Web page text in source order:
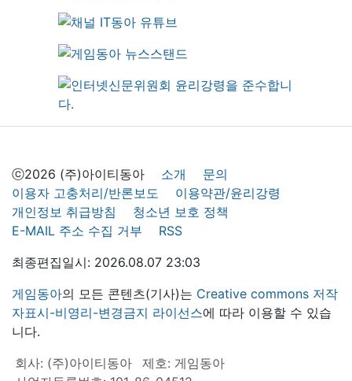
ⓒ2026 (주)아이티동아 소개
문의
이용자 고충처리/반론보도
이용약관/윤리강령
개인정보 취급방침
청소년 보호 정책
E-MAIL 주소 수집 거부
RSS
최종편집일시: 2026.08.07 23:03
게임동아의 모든 콘텐츠(기사)는 Creative commons 저작
자표시-비영리-변경금지 라이선스에 따라 이용할 수 있습
니다.
회사: (주)아이티동아
제호: 게임동아